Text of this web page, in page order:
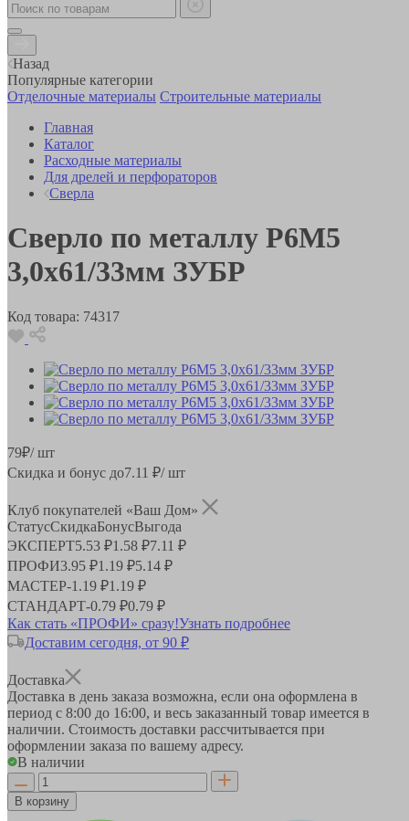
Назад
Популярные категории
Отделочные материалы Строительные материалы
Главная
Каталог
Расходные материалы
Для дрелей и перфораторов
Сверла
Сверло по металлу Р6М5
3,0х61/33мм ЗУБР
Код товара: 74317
79₽/ шт
Скидка и бонус до7.11 ₽/ шт
Клуб покупателей «Ваш Дом»
СтатусСкидкаБонусВыгода
ЭКСПЕРТ5.53 ₽1.58 ₽7.11 ₽
ПРОФИ3.95 ₽1.19 ₽5.14 ₽
МАСТЕР-1.19 ₽1.19 ₽
СТАНДАРТ-0.79 ₽0.79 ₽
Как стать «ПРОФИ» сразу!Узнать подробнее
Доставим сегодня, от 90 ₽
Доставка
Доставка в день заказа возможна, если она оформлена в
период с 8:00 до 16:00, и весь заказанный товар имеется в
наличии. Стоимость доставки рассчитывается при
оформлении заказа по вашему адресу.
В наличии
В корзину